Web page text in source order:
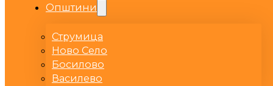
Општини
Струмица
Ново Село
Босилово
Василево